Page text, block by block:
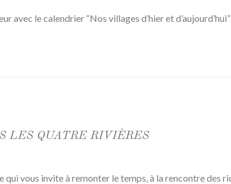
avec le calendrier “Nos villages d’hier et
LES QUATRE RIVIÈRES
vous invite à remonter le temps, à la rencontre des